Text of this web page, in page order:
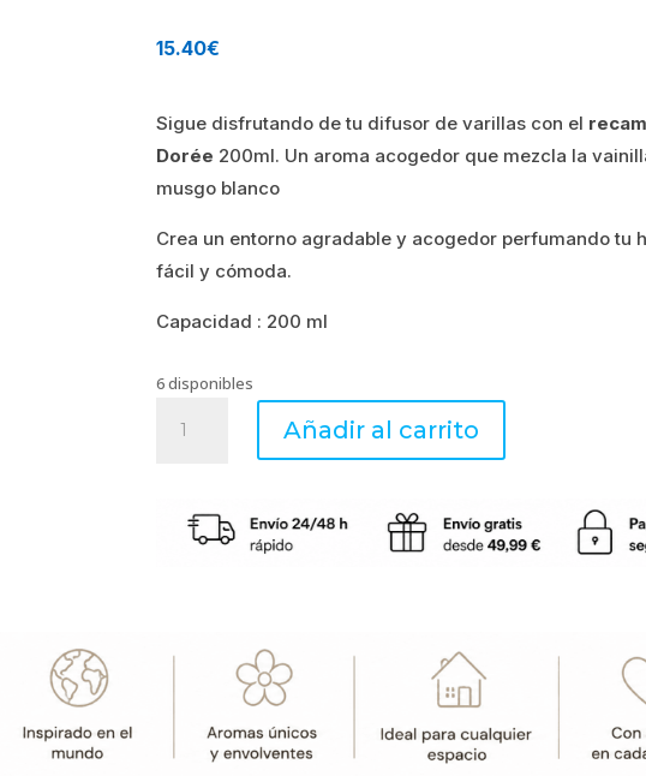
15.40€
Sigue disfrutando de tu difusor de varillas con el
Dorée 200ml. Un aroma acogedor que mezcla la
musgo blanco
Crea un entorno agradable y acogedor perfumando tu
fácil y cómoda.
Capacidad : 200 ml
6 disponibles
difusor
VANILLE
DORÉE
Mathilde
Añadir al carrito